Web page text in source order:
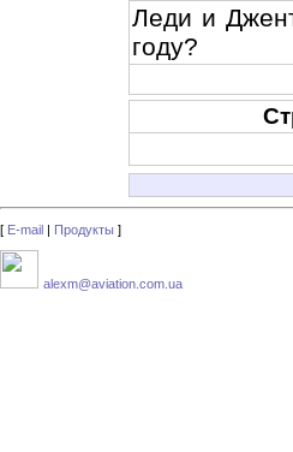
Леди и
году?
[ E-mail | Продукты ]
alexm@aviation.com.ua